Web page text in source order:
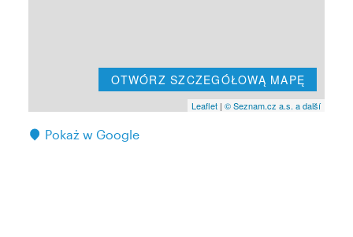
OTWÓRZ SZCZEGÓŁOWĄ MAPĘ
Leaflet | © Seznam.cz a.s. a další
Pokaż w Google